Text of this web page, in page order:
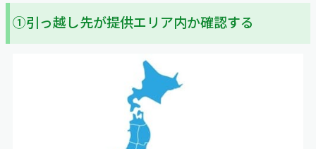
①引っ越し先が提供エリア内か確認する